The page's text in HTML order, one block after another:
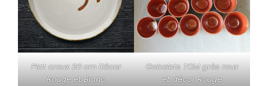
Plat creux 30 cm Décor
Rouge et Blanc
Gobelets TOM grès roux
et décor Rouge